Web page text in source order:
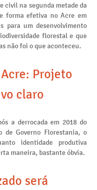
civil na segunda metade da
forma efetiva no Acre em
para um desenvolvimento
florestal e que
não foi o que aconteceu.
Projeto
claro
a derrocada em 2018 do
Governo Florestania, o
identidade produtiva
maneira, bastante óbvia.
será